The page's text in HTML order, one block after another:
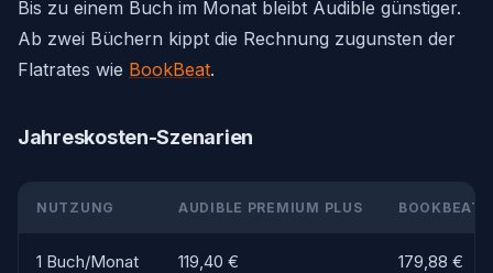
Bis zu einem Buch im Monat bleibt Audible günstiger.
Ab zwei Büchern kippt die Rechnung zugunsten der
Flatrates wie BookBeat.
Jahreskosten-Szenarien
NUTZUNG AUDIBLE PREMIUM PLUS BOOKBEAT
1 Buch/Monat 119,40 € 179,88 €